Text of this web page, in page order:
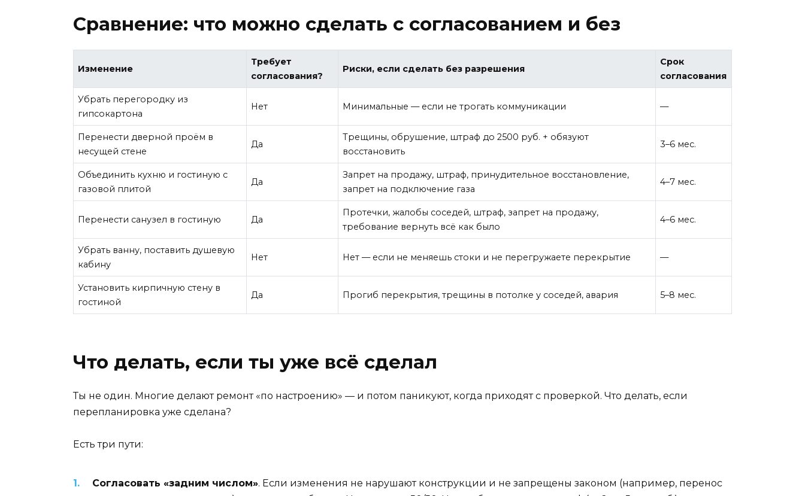
Сравнение: что можно сделать с согласованием и без
Изменение
Требует
согласования?
Риски, если сделать без разрешения
Срок
согласования
Убрать перегородку из
гипсокартона
Нет Минимальные — если не трогать коммуникации —
Перенести дверной проём в
несущей стене
Да
Трещины, обрушение, штраф до 2500 руб. + обязуют
восстановить
3–6 мес.
Объединить кухню и гостиную с
газовой плитой
Да
Запрет на продажу, штраф, принудительное восстановление,
запрет на подключение газа
4–7 мес.
Перенести санузел в гостиную Да
Протечки, жалобы соседей, штраф, запрет на продажу,
требование вернуть всё как было
4–6 мес.
Убрать ванну, поставить душевую
кабину
Нет Нет — если не меняешь стоки и не перегружаете перекрытие —
Установить кирпичную стену в
гостиной
Да Прогиб перекрытия, трещины в потолке у соседей, авария 5–8 мес.
Что делать, если ты уже всё сделал
Ты не один. Многие делают ремонт «по настроению» — и потом паникуют, когда приходят с проверкой. Что делать, если
перепланировка уже сделана?
Есть три пути:
Согласовать «задним числом». Если изменения не нарушают конструкции и не запрещены законом (например, перенос